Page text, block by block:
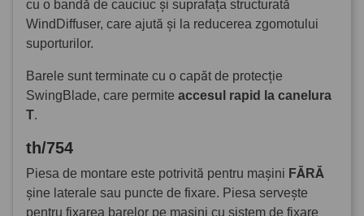
cu o bandă de cauciuc și suprafața structurată
WindDiffuser, care ajută și la reducerea zgomotului
suporturilor.
Barele sunt terminate cu o capăt de protecție
SwingBlade, care permite accesul rapid la canelura
T.
th/754
Piesa de montare este potrivită pentru mașini FĂRĂ
șine laterale sau puncte de fixare. Piesa servește
pentru fixarea barelor pe mașini cu sistem de fixare